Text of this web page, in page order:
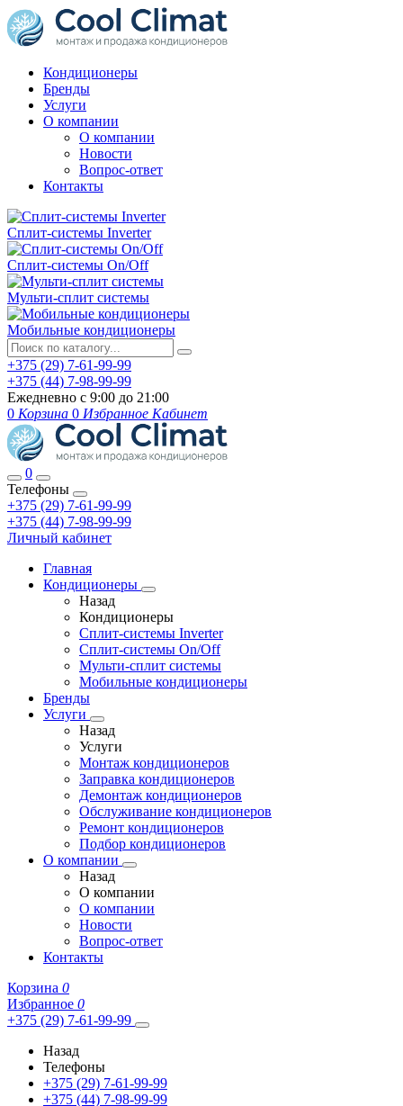
Кондиционеры
Бренды
Услуги
О компании
О компании
Новости
Вопрос-ответ
Контакты
Сплит-системы Inverter
Сплит-системы On/Off
Мульти-сплит системы
Мобильные кондиционеры
+375 (29) 7-61-99-99
+375 (44) 7-98-99-99
Ежедневно с 9:00 до 21:00
0 Корзина 0 Избранное Кабинет
0
Телефоны
+375 (29) 7-61-99-99
+375 (44) 7-98-99-99
Личный кабинет
Главная
Кондиционеры
Назад
Кондиционеры
Сплит-системы Inverter
Сплит-системы On/Off
Мульти-сплит системы
Мобильные кондиционеры
Бренды
Услуги
Назад
Услуги
Монтаж кондиционеров
Заправка кондиционеров
Демонтаж кондиционеров
Обслуживание кондиционеров
Ремонт кондиционеров
Подбор кондиционеров
О компании
Назад
О компании
О компании
Новости
Вопрос-ответ
Контакты
Корзина 0
Избранное 0
+375 (29) 7-61-99-99
Назад
Телефоны
+375 (29) 7-61-99-99
+375 (44) 7-98-99-99